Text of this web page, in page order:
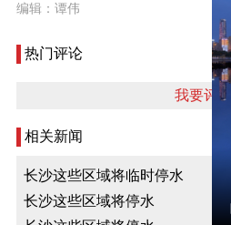
编辑：谭伟
热门评论
我要评论
相关新闻
长沙这些区域将临时停水
长沙这些区域将停水